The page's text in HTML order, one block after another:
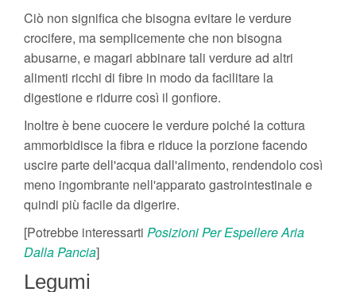
Ciò non significa che bisogna evitare le verdure
crocifere, ma semplicemente che non bisogna
abusarne, e magari abbinare tali verdure ad altri
alimenti ricchi di fibre in modo da facilitare la
digestione e ridurre così il gonfiore.
Inoltre è bene cuocere le verdure poiché la cottura
ammorbidisce la fibra e riduce la porzione facendo
uscire parte dell'acqua dall'alimento, rendendolo così
meno ingombrante nell'apparato gastrointestinale e
quindi più facile da digerire.
[Potrebbe interessarti Posizioni Per Espellere Aria
Dalla Pancia]
Legumi